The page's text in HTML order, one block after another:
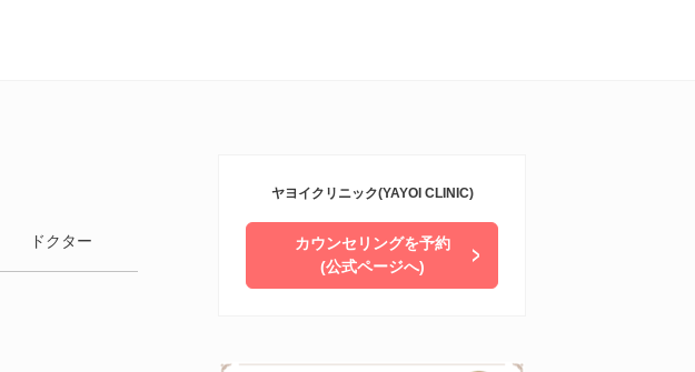
ドクター
ヤヨイクリニック(YAYOI CLINIC)
カウンセリングを予約
(公式ページへ)